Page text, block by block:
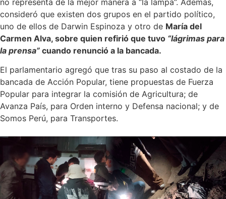
consideró que existen dos grupos en el partido político,
uno de ellos de Darwin Espinoza y otro de María del
Carmen Alva, sobre quien refirió que tuvo “lágrimas para
la prensa” cuando renunció a la bancada.
El parlamentario agregó que tras su paso al costado de la
bancada de Acción Popular, tiene propuestas de Fuerza
Popular para integrar la comisión de Agricultura; de
Avanza País, para Orden interno y Defensa nacional; y de
Somos Perú, para Transportes.